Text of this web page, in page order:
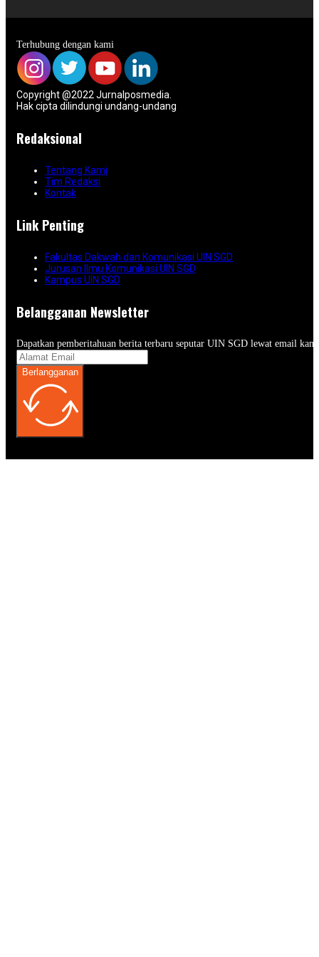
Terhubung dengan kami
Copyright @2022 Jurnalposmedia.
Hak cipta dilindungi undang-undang
Redaksional
Tentang Kami
Tim Redaksi
Kontak
Link Penting
Fakultas Dakwah dan Komunikasi UIN SGD
Jurusan Ilmu Komunikasi UIN SGD
Kampus UIN SGD
Belangganan Newsletter
Dapatkan pemberitahuan berita terbaru seputar UIN SGD lewat email
Berlangganan